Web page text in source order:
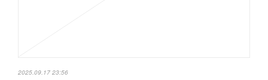
2025.09.17 23:56